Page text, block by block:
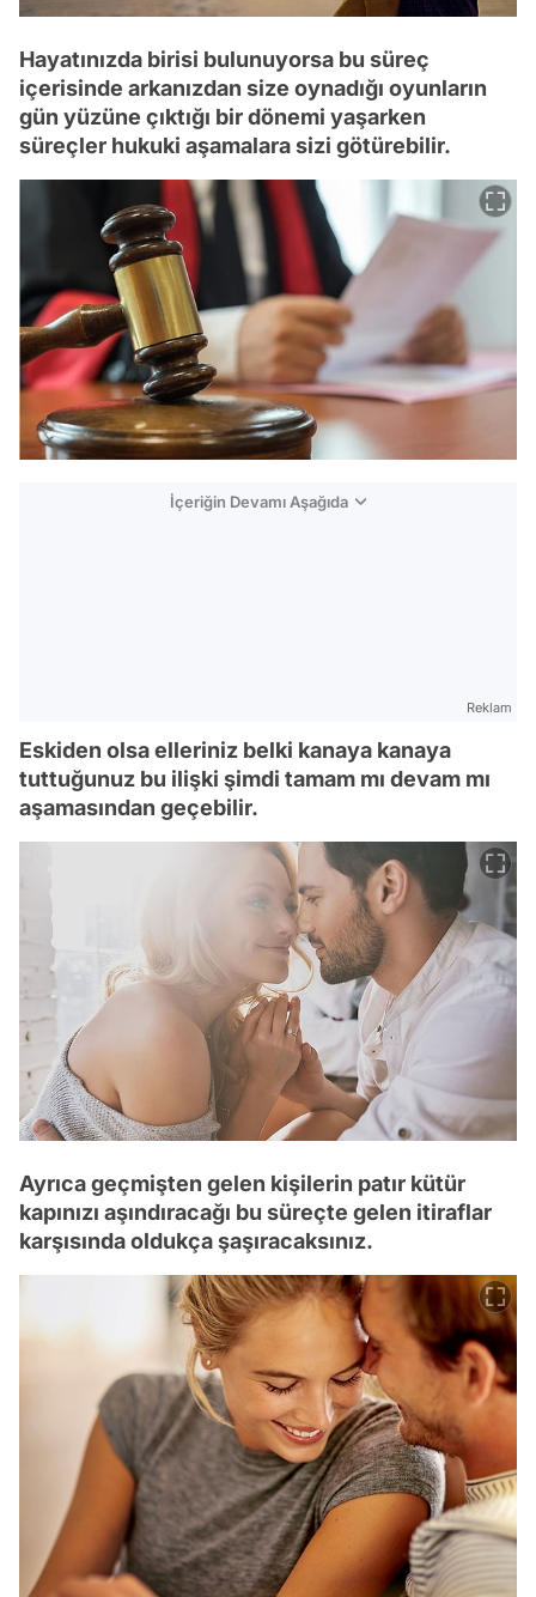
Hayatınızda birisi bulunuyorsa bu süreç
içerisinde arkanızdan size oynadığı oyunların
gün yüzüne çıktığı bir dönemi yaşarken
süreçler hukuki aşamalara sizi götürebilir.
İçeriğin Devamı Aşağıda
Reklam
Eskiden olsa elleriniz belki kanaya kanaya
tuttuğunuz bu ilişki şimdi tamam mı devam mı
aşamasından geçebilir.
Ayrıca geçmişten gelen kişilerin patır kütür
kapınızı aşındıracağı bu süreçte gelen itiraflar
karşısında oldukça şaşıracaksınız.